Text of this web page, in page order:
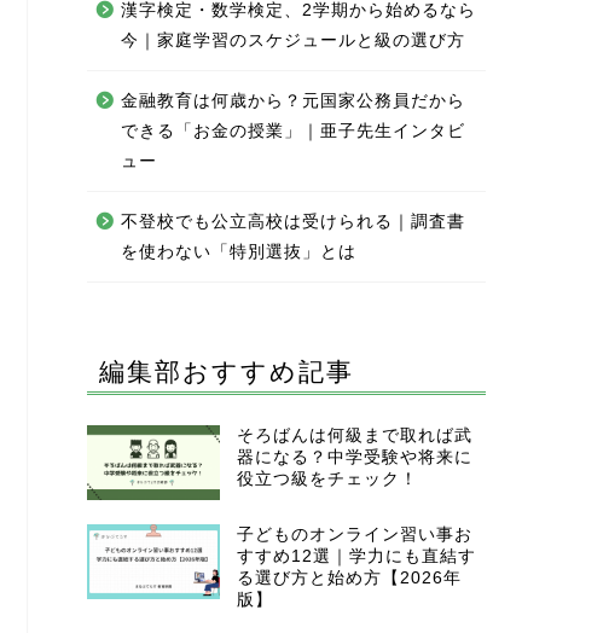
漢字検定・数学検定、2学期から始めるなら
今｜家庭学習のスケジュールと級の選び方
金融教育は何歳から？元国家公務員だから
できる「お金の授業」｜亜子先生インタビ
ュー
不登校でも公立高校は受けられる｜調査書
を使わない「特別選抜」とは
編集部おすすめ記事
そろばんは何級まで取れば武
器になる？中学受験や将来に
役立つ級をチェック！
子どものオンライン習い事お
すすめ12選｜学力にも直結す
る選び方と始め方【2026年
版】